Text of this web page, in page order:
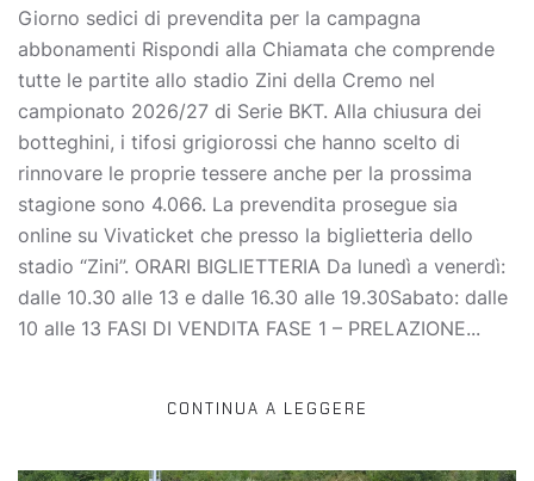
Giorno sedici di prevendita per la campagna
abbonamenti Rispondi alla Chiamata che comprende
tutte le partite allo stadio Zini della Cremo nel
campionato 2026/27 di Serie BKT. Alla chiusura dei
botteghini, i tifosi grigiorossi che hanno scelto di
rinnovare le proprie tessere anche per la prossima
stagione sono 4.066. La prevendita prosegue sia
online su Vivaticket che presso la biglietteria dello
stadio “Zini”. ORARI BIGLIETTERIA Da lunedì a venerdì:
dalle 10.30 alle 13 e dalle 16.30 alle 19.30Sabato: dalle
10 alle 13 FASI DI VENDITA FASE 1 – PRELAZIONE...
CONTINUA A LEGGERE